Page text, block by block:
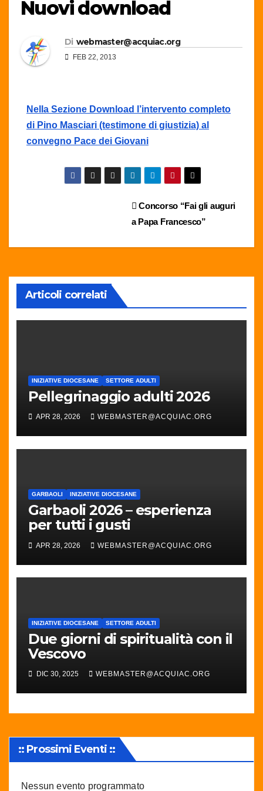
Nuovi download
Di webmaster@acquiac.org
FEB 22, 2013
Nella Sezione Download l’intervento completo
di Pino Masciari (testimone di giustizia) al
convegno Pace dei Giovani
Navigazione Concorso “Fai gli auguri
a Papa Francesco”
Articoli correlati
INIZIATIVE DIOCESANE SETTORE ADULTI
Pellegrinaggio adulti 2026
APR 28, 2026 WEBMASTER@ACQUIAC.ORG
GARBAOLI INIZIATIVE DIOCESANE
Garbaoli 2026 – esperienza
per tutti i gusti
APR 28, 2026 WEBMASTER@ACQUIAC.ORG
INIZIATIVE DIOCESANE SETTORE ADULTI
Due giorni di spiritualità con il
Vescovo
DIC 30, 2025 WEBMASTER@ACQUIAC.ORG
:: Prossimi Eventi ::
Nessun evento programmato